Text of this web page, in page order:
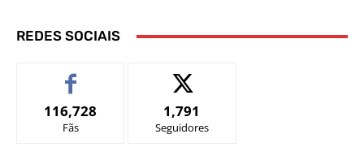
REDES SOCIAIS
116,728
Fãs
1,791
Seguidores